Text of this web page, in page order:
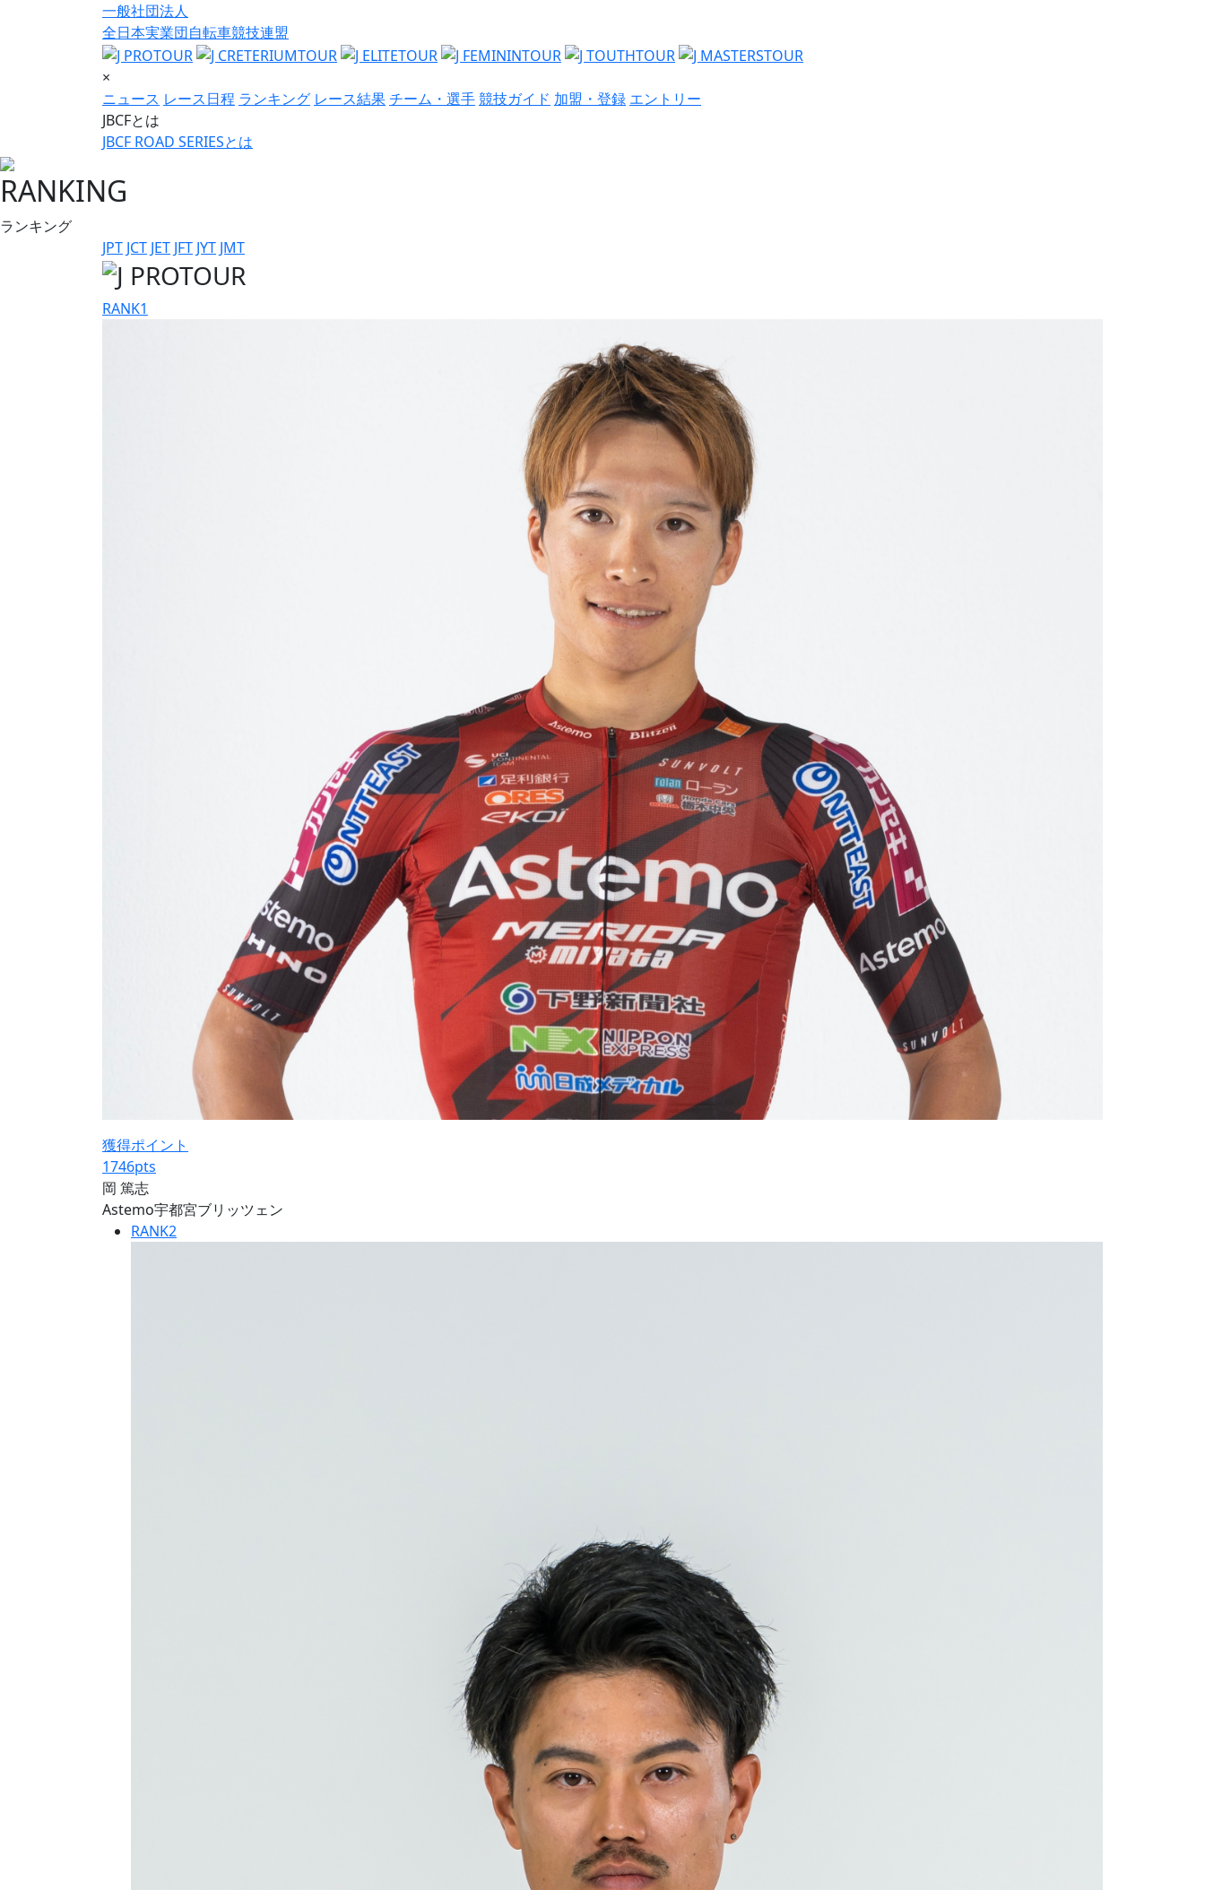
一般社団法人
全日本実業団自転車競技連盟
×
ニュース レース日程 ランキング レース結果チーム・選手競技ガイド 加盟・登録 エントリー
JBCFとは
JBCF ROAD SERIESとは
RANKING
ランキング
JPT JCT JET JFT JYT JMT
RANK1
獲得ポイント
1746pts
岡 篤志
Astemo宇都宮ブリッツェン
RANK2